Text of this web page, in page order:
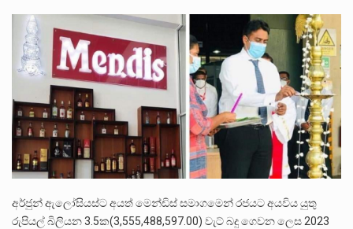
2011 වසරේදී දේශපාලන හා මානව හිමිකම් ක්‍රියාකාරීන් වන ලලිත්කුමාර් වීරරාජ් සහ කුගන් මුරුගානන්දන් යාපනයේදී අතුරුදන්…
ගොවියන්ගේ ප්‍රශ්න, ධීවරයන්ගේ ප්‍රශ්න, සෞඛය ප්‍රශ්න, වැටු ප්‍ර්ශ්න, රැකියා විරහිත ප්‍රශ්න මේ සියලු ප්‍රශ්නවලට තනි…
අර්ජුන් ඇලෝසියස්ට අයත් මෙන්ඩිස් සමාගමෙන් රජයට අයවිය යුතු
රුපියල් බිලියන 3.5ක(3,555,488,597.00) වැට් බදු ගෙවන ලෙස 2023